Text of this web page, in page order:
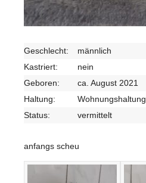
Geschlecht:
männlich
Kastriert:
nein
Geboren:
ca. August 2021
Haltung:
Wohnungshaltung
Status:
vermittelt
anfangs scheu